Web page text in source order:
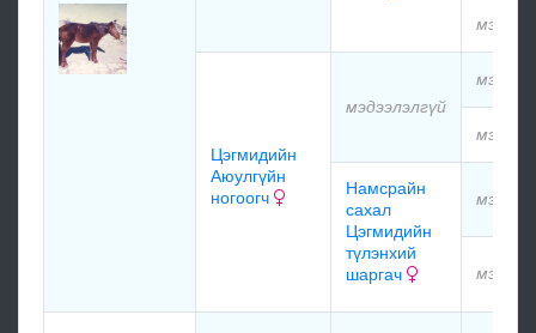
Цэгмидийн
Аюулгүйн
ногоогч
мэдээлэлгүй
Намсрайн
сахал
Цэгмидийн
түлэнхий
шаргач